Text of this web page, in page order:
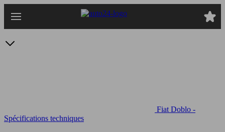
au
Fiat Doblo -
Spécifications techniques